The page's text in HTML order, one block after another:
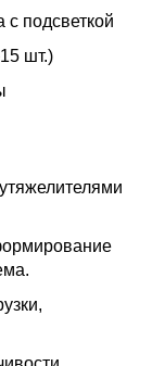
с подсветкой
шт.)